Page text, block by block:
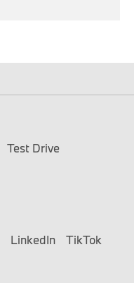
Test Drive
LinkedIn TikTok